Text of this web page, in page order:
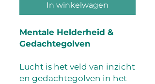
In winkelwagen
Mentale Helderheid &
Gedachtegolven
Lucht is het veld van inzicht
en gedachtegolven in het